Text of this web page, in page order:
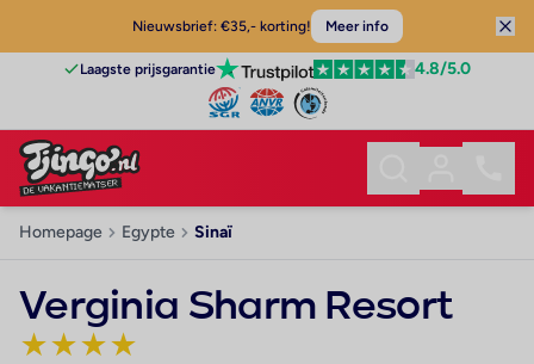
Nieuwsbrief: €35,- korting! Meer info
Laagste prijsgarantie 4.8/5.0
Homepage Egypte Sinaï
Verginia Sharm Resort
★★★★